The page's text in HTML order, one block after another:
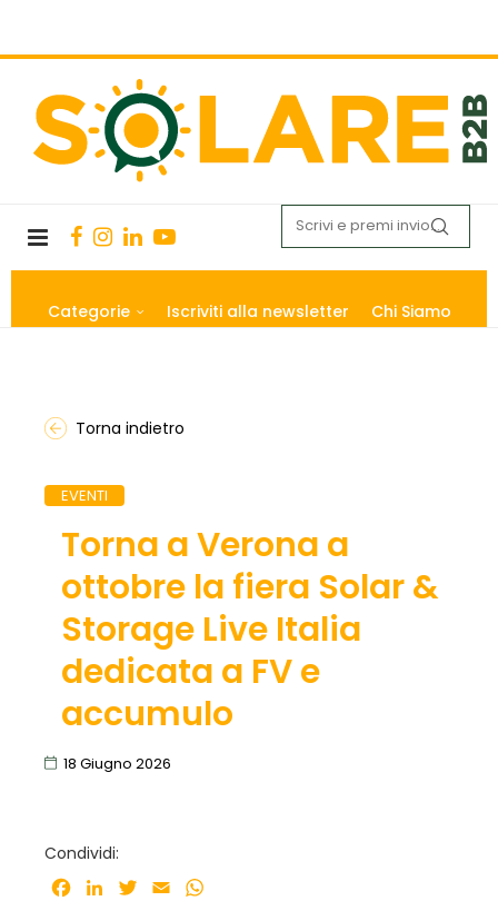
Categorie Iscriviti alla newsletter Chi Siamo
Torna indietro
EVENTI
Torna a Verona a
ottobre la fiera Solar &
Storage Live Italia
dedicata a FV e
accumulo
18 Giugno 2026
Condividi:
Facebook
LinkedInTwitter
Email